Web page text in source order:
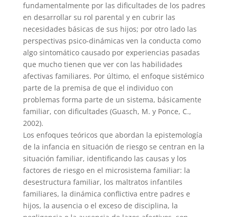
fundamentalmente por las dificultades de los padres
en desarrollar su rol parental y en cubrir las
necesidades básicas de sus hijos; por otro lado las
perspectivas psico-dinámicas ven la conducta como
algo sintomático causado por experiencias pasadas
que mucho tienen que ver con las habilidades
afectivas familiares. Por último, el enfoque sistémico
parte de la premisa de que el individuo con
problemas forma parte de un sistema, básicamente
familiar, con dificultades (Guasch, M. y Ponce, C.,
2002).
Los enfoques teóricos que abordan la epistemología
de la infancia en situación de riesgo se centran en la
situación familiar, identificando las causas y los
factores de riesgo en el microsistema familiar: la
desestructura familiar, los maltratos infantiles
familiares, la dinámica conflictiva entre padres e
hijos, la ausencia o el exceso de disciplina, la